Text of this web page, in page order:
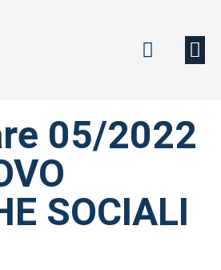
05/2022
SOCIALI